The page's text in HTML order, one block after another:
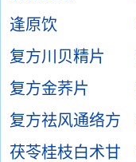
逢原饮
复方川贝精片
复方金荞片
复方祛风通络方
茯苓桂枝白术甘